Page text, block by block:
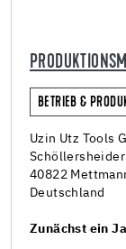
BETRIEB &
Uzin Utz Tools
Schöllersheider
40822
Deutschland
Zunächst ein